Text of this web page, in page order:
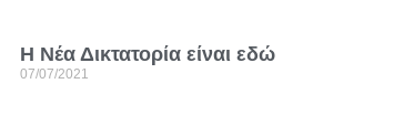
Η Νέα Δικτατορία είναι εδώ
07/07/2021